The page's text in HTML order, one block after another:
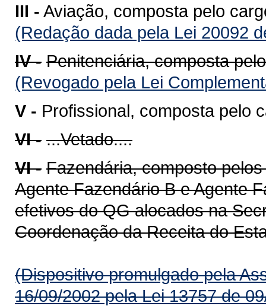
III - Aviação, composta pelo
(Redação dada pela Lei 20092
IV - Penitenciária, composta
(Revogado pela Lei
V - Profissional, composta pelo
VI - ...Vetado....
VI - Fazendária, composto
Agente Fazendário B e Agente
efetivos do QG alocados na
Coordenação da Receita do
(Dispositivo promulgado pela
16/09/2002 pela Lei 13757 de